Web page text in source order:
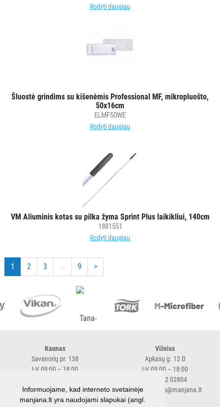
Rodyti daugiau
Šluostė grindims su kišenėmis Professional MF, mikropluošto,
50x16cm
ELMF50WE
Rodyti daugiau
VM Aliuminis kotas su pilka žyma Sprint Plus laikikliui, 140cm
1881551
Rodyti daugiau
1 2 3 ... 9 >
Kaunas
Savanorių pr. 138
I-V 09:00 – 18:00
expresskaunas@manjana.lt
Vilnius
Apkasų g. 12 D
I-V 09:00 – 18:00
+370 682 02804
expressvilnius@manjana.lt
Informuojame, kad interneto svetainėje
manjana.lt yra naudojami slapukai (angl.